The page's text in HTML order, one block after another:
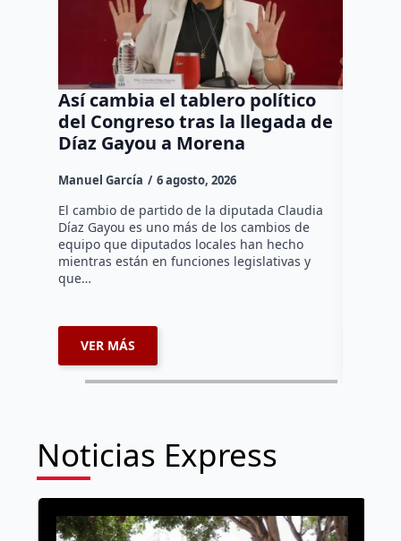
Así cambia el tablero político
del Congreso tras la llegada de
Díaz Gayou a Morena
Manuel García 6 agosto, 2026
El cambio de partido de la diputada Claudia
Díaz Gayou es uno más de los cambios de
equipo que diputados locales han hecho
mientras están en funciones legislativas y
que…
VER MÁS
Noticias Express